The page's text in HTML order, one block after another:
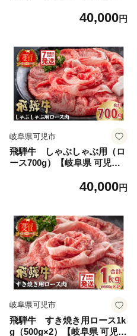
厚 とろける 甘味 鍋 お鍋 牛
】
40,000円
岐阜県可児市
飛騨牛 しゃぶしゃぶ用（ロ
ース700g）【岐阜県 可児市
ブランド牛 ブランド和牛 柔
ルメ 】
40,000円
岐阜県可児市
飛騨牛 すき焼き用ロース1k
g（500g×2）【岐阜県 可児市